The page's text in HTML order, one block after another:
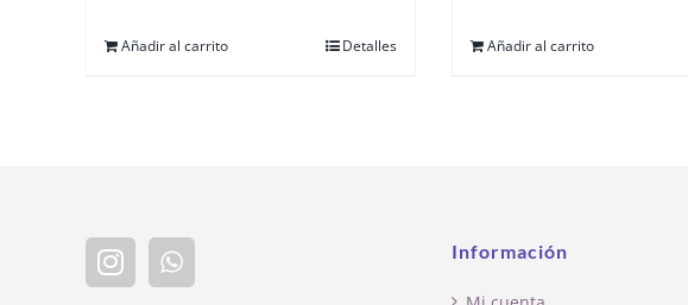
Añadir al carrito Detalles Añadir al carrito
Información